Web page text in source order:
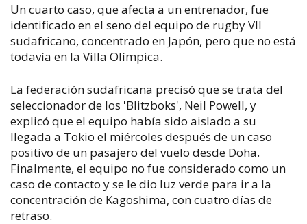
Un cuarto caso, que afecta a un entrenador, fue
identificado en el seno del equipo de rugby VII
sudafricano, concentrado en Japón, pero que no está
todavía en la Villa Olímpica.
La federación sudafricana precisó que se trata del
seleccionador de los 'Blitzboks', Neil Powell, y
explicó que el equipo había sido aislado a su
llegada a Tokio el miércoles después de un caso
positivo de un pasajero del vuelo desde Doha.
Finalmente, el equipo no fue considerado como un
caso de contacto y se le dio luz verde para ir a la
concentración de Kagoshima, con cuatro días de
retraso.